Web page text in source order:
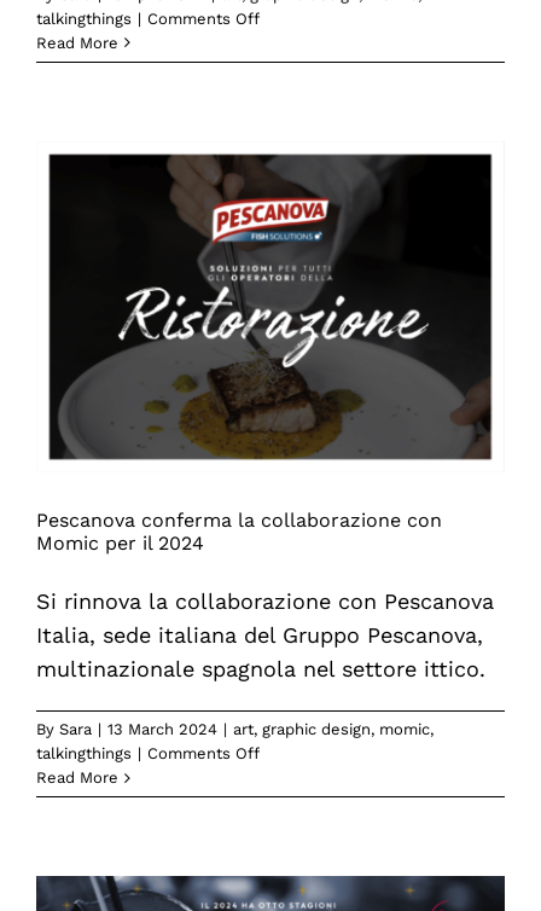
talkingthings | Comments Offon
e
una
questione
di
chimica.
BASF
al
Salone
del
Mobile.
Read More
Pescanova conferma la collaborazione con
Momic per il 2024
Si rinnova la collaborazione con Pescanova
Italia, sede italiana del Gruppo Pescanova,
multinazionale spagnola nel settore ittico.
By Sara | 13 March 2024 | art, graphic design, momic,
talkingthings | Comments Offon
conferma
con
Momic
Read More